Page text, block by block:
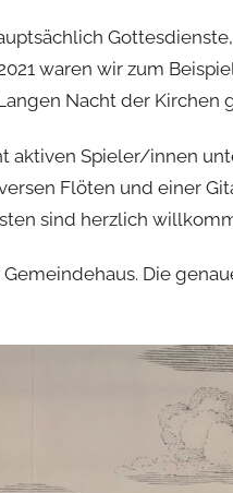
waren wir zum
Nacht der Kirchen
aktiven Spieler/innen
Flöten und einer
sind herzlich
Die